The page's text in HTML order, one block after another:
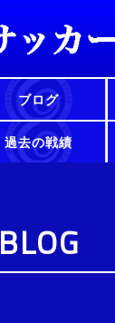
ブログ
過去の戦績
BLOG